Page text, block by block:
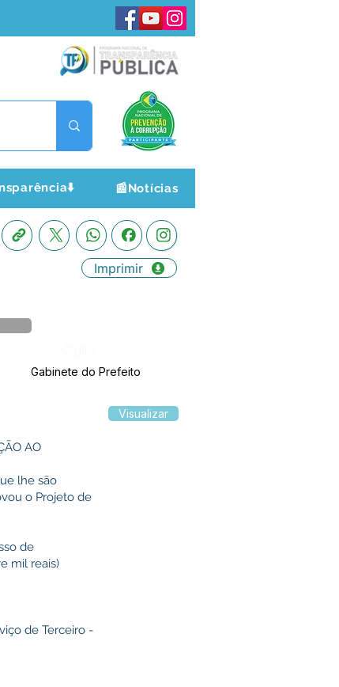
📰Notícias
Imprimir
Gabinete do Prefeito
AO
lhe são
o Projeto de
de
mil reais)
de Terceiro -
Visualizar